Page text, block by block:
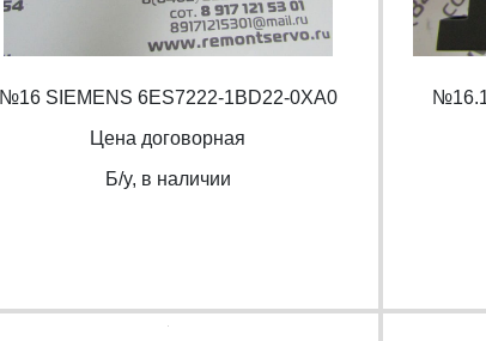
№16 SIEMENS 6ES7222-1BD22-0XA0
Цена договорная
Б/y, в наличии